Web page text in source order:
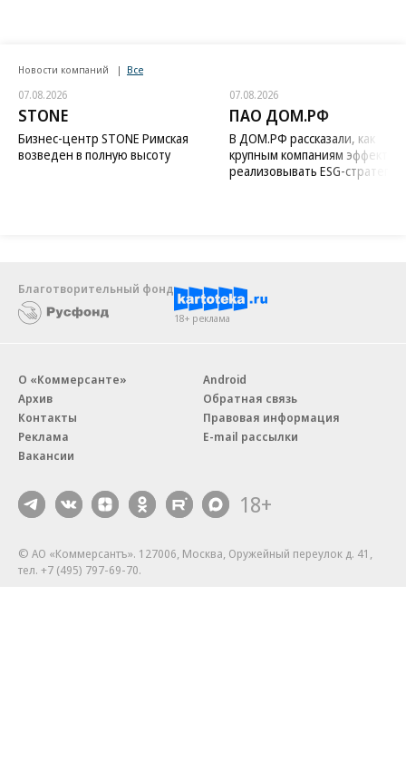
Новости компаний Все
07.08.2026
STONE
Бизнес-центр STONE Римская
возведен в полную высоту
07.08.2026
ПАО ДОМ.РФ
В ДОМ.РФ рассказали, как
крупным компаниям
реализовывать ESG-стратегию
Благотворительный фонд
18+ реклама
О «Коммерсанте»
Архив
Контакты
Реклама
Вакансии
Android
Обратная связь
Правовая информация
E-mail рассылки
18+
© АО «Коммерсантъ». 127006, Москва, Оружейный переулок д. 41,
тел. +7 (495) 797-69-70.